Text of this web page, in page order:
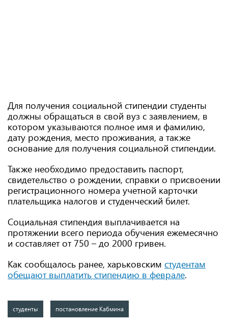
Для получения социальной стипендии студенты
должны обращаться в свой вуз с заявлением, в
котором указываются полное имя и фамилию,
дату рождения, место проживания, а также
основание для получения социальной стипендии.
Также необходимо предоставить паспорт,
свидетельство о рождении, справки о присвоении
регистрационного номера учетной карточки
плательщика налогов и студенческий билет.
Социальная стипендия выплачивается на
протяжении всего периода обучения ежемесячно
и составляет от 750 – до 2000 гривен.
Как сообщалось ранее, харьковским студентам
обещают выплатить стипендию в феврале.
студенты постановление Кабмина